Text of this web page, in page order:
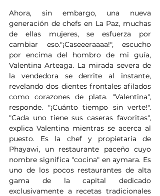
Ahora, sin embargo, una nueva
generación de chefs en La Paz, muchas
de ellas mujeres, se esfuerza por
cambiar eso."¡Caseeeraaaa!", escucho
por encima del hombro de mi guía,
Valentina Arteaga. La mirada severa de
la vendedora se derrite al instante,
revelando dos dientes frontales afilados
como corazones de plata. "Valentina",
responde. "¡Cuánto tiempo sin verte!".
"Cada uno tiene sus caseras favoritas",
explica Valentina mientras se acerca al
puesto. Es la chef y propietaria de
Phayawi, un restaurante paceño cuyo
nombre significa "cocina" en aymara. Es
uno de los pocos restaurantes de alta
gama de la capital dedicado
exclusivamente a recetas tradicionales